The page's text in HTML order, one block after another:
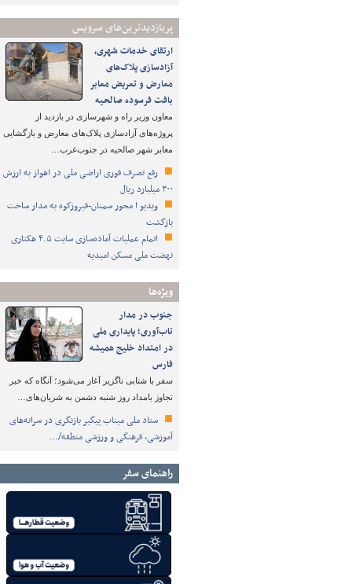
پربازدیدترین‌های سرویس
ارتقای خدمات شهری،
آزادسازی پلاک‌های
معارض و تعریض معابر
بافت فرسوده صالحیه
معاون وزیر راه و شهرسازی در بازدید از
پروژه‌های آزادسازی پلاک‌های معارض و بازگشایی
معابر شهر صالحیه در جنوب‌غرب…
رفع تصرف فوری اراضی ملی در اهواز به ارزش
۳۰۰ میلیارد ریال
ویدیو ا محور سمنان-فیروزکوه به مدار ساخت
بازگشت
اتمام عملیات آماده‌سازی سایت ۴.۵ هکتاری
نهضت ملی مسکن امیدیه
ویژه‌ها
جنوب در مدار
تاب‌آوری؛ پایداری ملی
در امتداد خلیج همیشه
فارس
سفر با شتابی ناگزیر آغاز می‌شود؛ آنگاه که خبر
تجاوز بامداد روز شنبه دشمن به شریان‌های…
ستاد ملی میناب پیگیر بازنگری در سرانه‌های
آموزشی، فرهنگی و ورزشی منطقه/…
راهنمای سفر